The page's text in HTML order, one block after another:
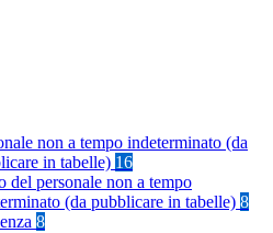
non a tempo indeterminato (da
in tabelle) 16
del personale non a tempo
(da pubblicare in tabelle) 8
8